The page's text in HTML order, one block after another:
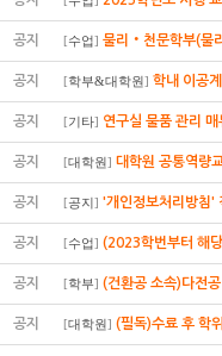
공지 [수업] 물리‧천문학부(물
공지 [학부&대학원] 학내 이공
공지 [기타] 연구실 물품 관리
공지 [대학원] 대학원 공통역량
공지 [공지 ] '개인정보처리방침'
공지 [수업] (2023학번부터 해
공지 [학부] (건환공 소속)다전
공지 [대학원] (필독)수료 후 학